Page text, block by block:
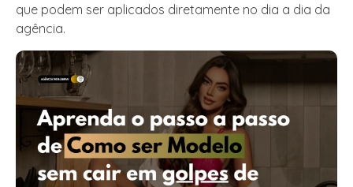
que podem ser aplicados diretamente no dia a dia da
agência.